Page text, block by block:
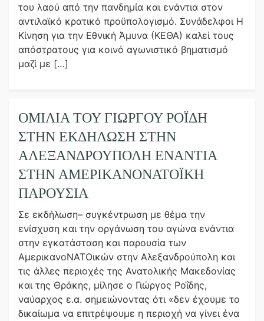
του λαού από την πανδημία και ενάντια στον
αντιλαϊκό κρατικό προϋπολογισμό. Συνάδελφοι Η
Κίνηση για την Εθνική Άμυνα (ΚΕΘΑ) καλεί τους
απόστρατους για κοινό αγωνιστικό βηματισμό
μαζί με […]
ΟΜΙΛΊΑ ΤΟΥ ΓΙΏΡΓΟΥ ΡΟΪ́ΔΗ
ΣΤΗΝ ΕΚΔΉΛΩΣΗ ΣΤΗΝ
ΑΛΕΞΑΝΔΡΟΎΠΟΛΗ ΕΝΆΝΤΙΑ
ΣΤΗΝ ΑΜΕΡΙΚΑΝΟΝΑΤΟΪΚΉ
ΠΑΡΟΥΣΊΑ
Σε εκδήλωση– συγκέντρωση με θέμα την
ενίσχυση και την οργάνωση του αγώνα ενάντια
στην εγκατάσταση και παρουσία των
ΑμερικανοΝΑΤΟικών στην Αλεξανδρούπολη και
τις άλλες περιοχές της Ανατολικής Μακεδονίας
και της Θράκης, μίλησε ο Γιώργος Ροΐδης,
ναύαρχος ε.α. σημειώνοντας ότι «δεν έχουμε το
δικαίωμα να επιτρέψουμε η περιοχή να γίνει ένα